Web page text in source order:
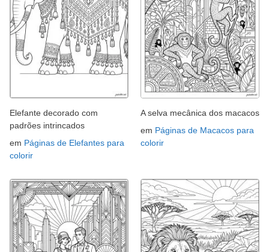
Elefante decorado com
padrões intrincados
em Páginas de Elefantes para
colorir
A selva mecânica dos macacos
em Páginas de Macacos para
colorir